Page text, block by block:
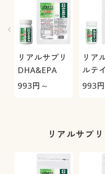
リアルサプリ
DHA&EPA
993円～
リア
ルテ
993
リアルサプ